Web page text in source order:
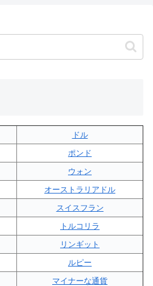
ドル
ポンド
ウォン
オーストラリアドル
スイスフラン
トルコリラ
リンギット
ルピー
マイナーな通貨